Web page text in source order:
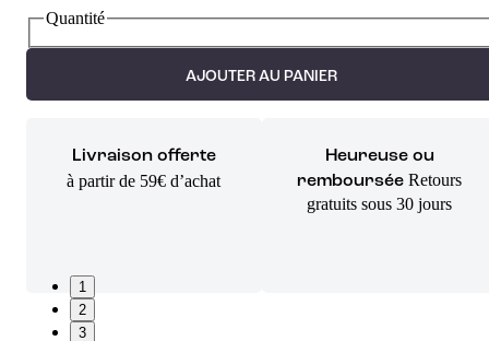
Quantité
AJOUTER AU PANIER
Livraison offerte
à partir de 59€ d’achat
Heureuse ou
remboursée Retours
gratuits sous 30 jours
1
2
3